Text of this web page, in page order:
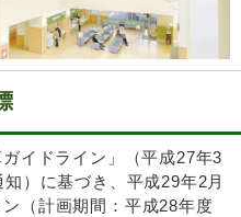
イドライン」（平成27年3
）に基づき、平成29年2月
（計画期間：平成28年度